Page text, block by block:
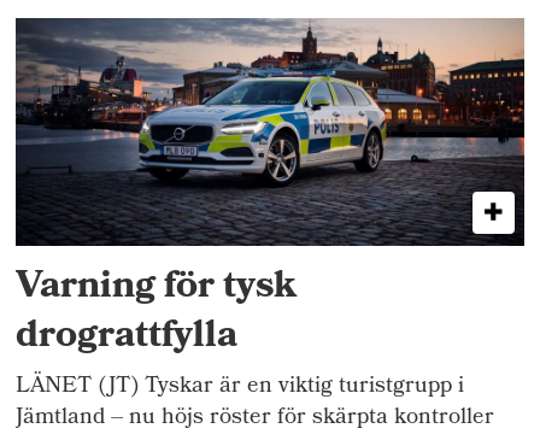
Varning för tysk
drograttfylla
LÄNET (JT) Tyskar är en viktig turistgrupp i
Jämtland – nu höjs röster för skärpta kontroller